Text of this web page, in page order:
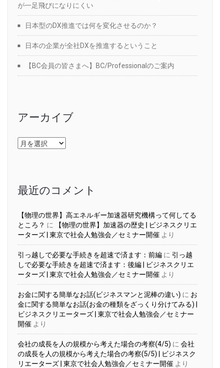
が一足飛びになりにくい
日本型のDX推進では何を変化させるのか？
日本の企業が全社DXを推進するということ
【BC会員の皆さまへ】BC/Professionalのご案内
アーカイブ
ア
ー
最近のコメント
【物理の世界】高エネルギー加速器研究機構って何してる
ところ？ に
【物理の世界】加速器の歴史 | ビジネスクリエ
ーターズ | 東京で社会人勉強会／セミナー開催 より
引っ越しで必要な手続きを超速で済ます：前編 に 引っ越
しで必要な手続きを超速で済ます：後編 | ビジネスクリエ
ーターズ | 東京で社会人勉強会／セミナー開催 より
お金に関する簡単なお話(ビジネスマンと泥棒の違い) に お
金に関する簡単なお話(お金の種類をざっくり分けてみる) |
ビジネスクリエーターズ | 東京で社会人勉強会／セミナー
開催 より
会社の成長を人の規模から考えた場合の考察(4/5) に 会社
の成長を人の規模から考えた場合の考察(5/5) | ビジネスク
リエーターズ | 東京で社会人勉強会／セミナー開催 より